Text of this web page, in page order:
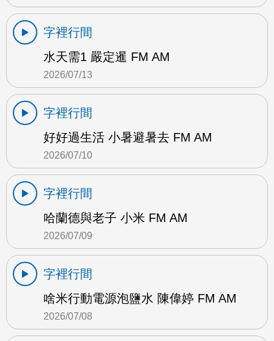
字裡行間
水天需1 嚴定暹 FM AM
2026/07/13
字裡行間
好好過生活 小暑避暑去 FM AM
2026/07/10
字裡行間
哈蘭德與老子 小米 FM AM
2026/07/09
字裡行間
啥米行動電源泡鹽水 陳偉婷 FM AM
2026/07/08